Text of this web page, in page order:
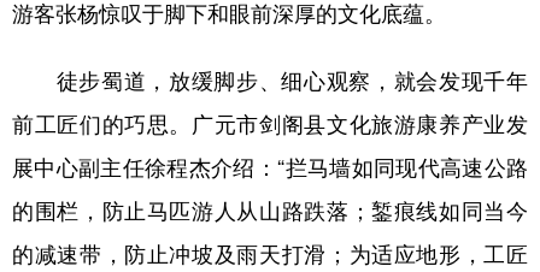
游客张杨惊叹于脚下和眼前深厚的文化底蕴。
徒步蜀道，放缓脚步、细心观察，就会发现千年
前工匠们的巧思。广元市剑阁县文化旅游康养产业发
展中心副主任徐程杰介绍：“拦马墙如同现代高速公路
的围栏，防止马匹游人从山路跌落；錾痕线如同当今
的减速带，防止冲坡及雨天打滑；为适应地形，工匠